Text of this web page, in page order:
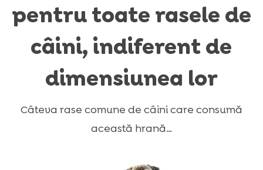
pentru toate rasele de
câini, indiferent de
dimensiunea lor
Câteva rase comune de câini care consumă
această hrană…